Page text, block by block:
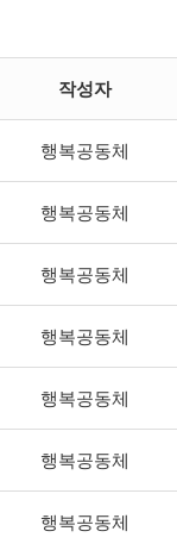
작성자
행복공동체
행복공동체
행복공동체
행복공동체
행복공동체
행복공동체
행복공동체